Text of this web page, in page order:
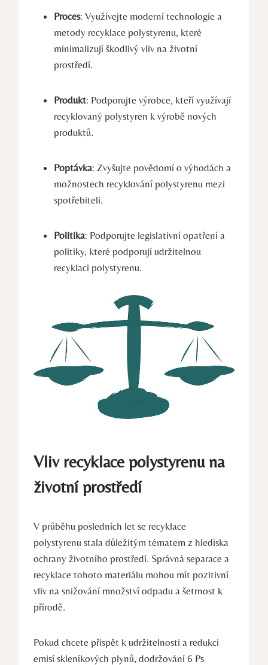
Proces: Využívejte moderní technologie a
metody recyklace polystyrenu, které
minimalizují škodlivý vliv na životní
prostředí.
Produkt: Podporujte výrobce, kteří využívají
recyklovaný polystyren k výrobě nových
produktů.
Poptávka: Zvyšujte povědomí o výhodách a
možnostech recyklování polystyrenu mezi
spotřebiteli.
Politika: Podporujte legislativní opatření a
politiky, které podporují udržitelnou
recyklaci polystyrenu.
Vliv recyklace polystyrenu na
životní prostředí
V průběhu posledních let se recyklace
polystyrenu stala důležitým tématem z hlediska
ochrany životního prostředí. Správná separace a
recyklace tohoto materiálu mohou mít pozitivní
vliv na snižování množství odpadu a šetrnost k
přírodě.
Pokud chcete přispět k udržitelnosti a redukci
emisí skleníkových plynů, dodržování 6 Ps